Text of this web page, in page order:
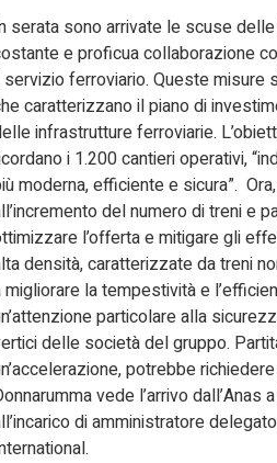
serata sono arrivate le scuse
e proficua collaborazione
servizio ferroviario. Queste misure
caratterizzano il piano di
infrastrutture ferroviarie.
i 1.200 cantieri operativi,
moderna, efficiente e sicura”.
del numero di treni e
l’offerta e mitigare gli
densità, caratterizzate da treni
migliorare la tempestività e
particolare alla
delle società del gruppo.
potrebbe
vede l’arrivo
di amministratore